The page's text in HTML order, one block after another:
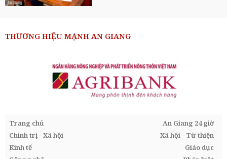
THƯƠNG HIỆU MẠNH AN GIANG
Trang chủ
An Giang 24 giờ
Chính trị - Xã hội
Xã hội - Từ thiện
Kinh tế
Giáo dục